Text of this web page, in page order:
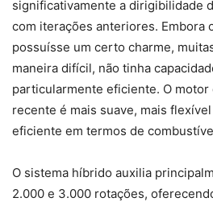
significativamente a dirigibilidade
com iterações anteriores. Embora
possuísse um certo charme,
maneira difícil, não tinha
particularmente eficiente. O
recente é mais suave, mais
eficiente em termos de
O sistema híbrido auxilia
2.000 e 3.000 rotações,